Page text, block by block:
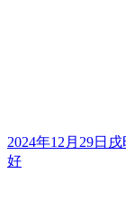
2024年12月29日
好